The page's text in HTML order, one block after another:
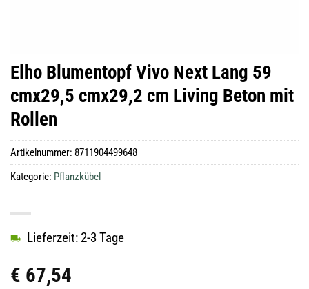
Elho Blumentopf Vivo Next Lang 59
cmx29,5 cmx29,2 cm Living Beton mit
Rollen
€ 67,54
Lieferzeit: 2-3 Tage
Artikelnummer: 8711904499648
Kategorie: Pflanzkübel